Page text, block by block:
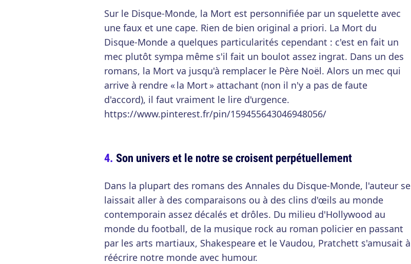
Sur le Disque-Monde, la Mort est personnifiée par un squelette avec
une faux et une cape. Rien de bien original a priori. La Mort du
Disque-Monde a quelques particularités cependant : c'est en fait un
mec plutôt sympa même s'il fait un boulot assez ingrat. Dans un des
romans, la Mort va jusqu'à remplacer le Père Noël. Alors un mec qui
arrive à rendre « la Mort » attachant (non il n'y a pas de faute
d'accord), il faut vraiment le lire d'urgence.
https://www.pinterest.fr/pin/159455643046948056/
Son univers et le notre se croisent perpétuellement
Dans la plupart des romans des Annales du Disque-Monde, l'auteur se
laissait aller à des comparaisons ou à des clins d'œils au monde
contemporain assez décalés et drôles. Du milieu d'Hollywood au
monde du football, de la musique rock au roman policier en passant
par les arts martiaux, Shakespeare et le Vaudou, Pratchett s'amusait à
réécrire notre monde avec humour.